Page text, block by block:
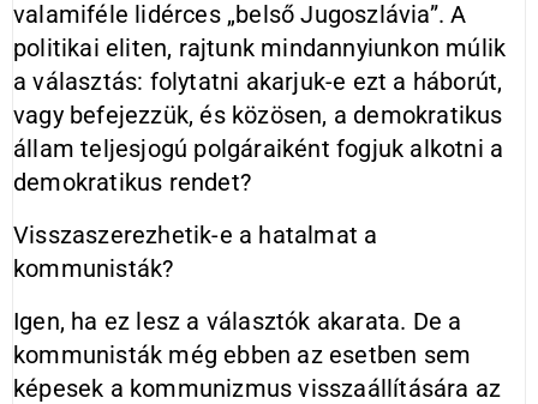
valamiféle lidérces „belső Jugoszlávia”. A
politikai eliten, rajtunk mindannyiunkon múlik
a választás: folytatni akarjuk-e ezt a háborút,
vagy befejezzük, és közösen, a demokratikus
állam teljesjogú polgáraiként fogjuk alkotni a
demokratikus rendet?
Visszaszerezhetik-e a hatalmat a
kommunisták?
Igen, ha ez lesz a választók akarata. De a
kommunisták még ebben az esetben sem
képesek a kommunizmus visszaállítására az